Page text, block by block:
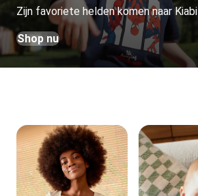
Zijn favoriete helden komen naar Kiabi
Shop nu